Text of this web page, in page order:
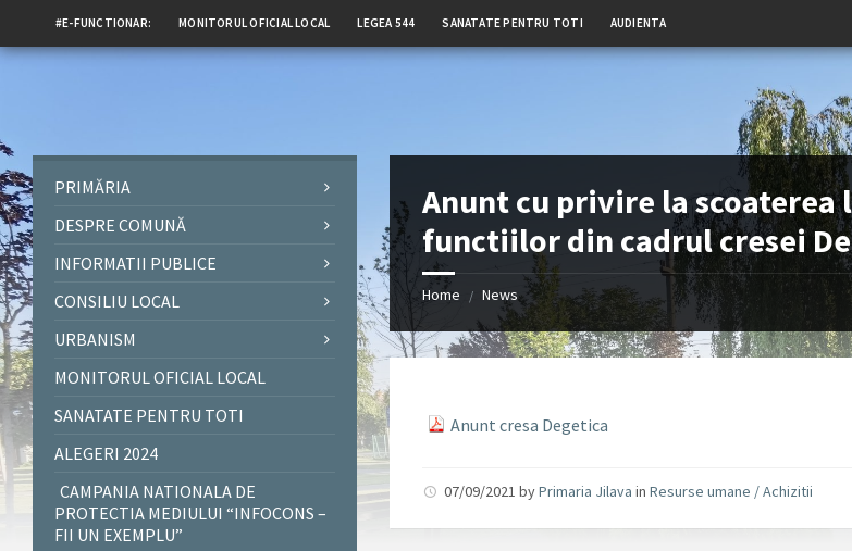
#E-FUNCTIONAR: MONITORUL OFICIAL LOCAL LEGEA 544 SANATATE PENTRU TOTI AUDIENTA
Anunt cu privire la scoaterea
functiilor din cadrul cresei
Home / News
Anunt cresa Degetica
07/09/2021byPrimaria Jilava inResurse umane / Achizitii
PRIMĂRIA
DESPRE COMUNĂ
INFORMATII PUBLICE
CONSILIU LOCAL
URBANISM
MONITORUL OFICIAL LOCAL
SANATATE PENTRU TOTI
ALEGERI 2024
CAMPANIA NATIONALA DE
PROTECTIA MEDIULUI “INFOCONS –
FII UN EXEMPLU”